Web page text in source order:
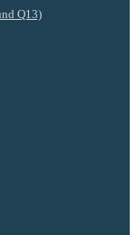
Q13)